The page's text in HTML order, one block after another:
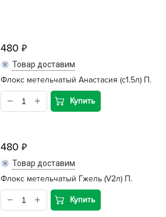
480
Товар доставим
Флокс метельчатый Анастасия (с1.5л) П.
Купить
480
Товар доставим
Флокс метельчатый Гжель (V2л) П.
Купить